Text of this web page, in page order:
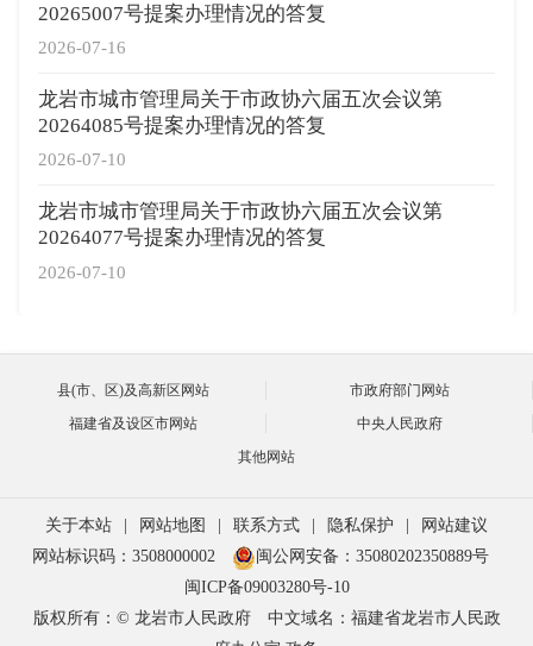
2026-07-16
20265007号提案办理情况的答复
2026-07-10
龙岩市城市管理局关于市政协六届五次会议第
20264085号提案办理情况的答复
2026-07-10
龙岩市城市管理局关于市政协六届五次会议第
20264077号提案办理情况的答复
县(市、区)及高新区网站
市政府部门网站
福建省及设区市网站
中央人民政府
其他网站
关于本站 网站地图 联系方式 隐私保护
网站建议
网站标识码：3508000002
闽公网安备：35080202350889号
闽ICP备09003280号-10
版权所有：© 龙岩市人民政府
中文域名：福建省龙岩市人民政